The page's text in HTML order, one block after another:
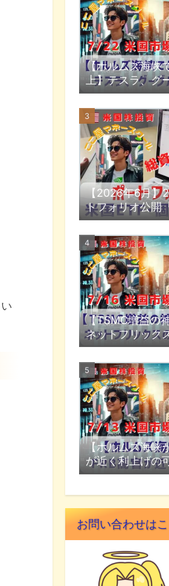
【ホルムズ海峡
上】テスラ、グ
【2026年6月】
トフォリオ公開
投資信託』
【TSMC増益の
ネットフリック
【ホルムズ海峡
が近く利上げの
お問い合わせは